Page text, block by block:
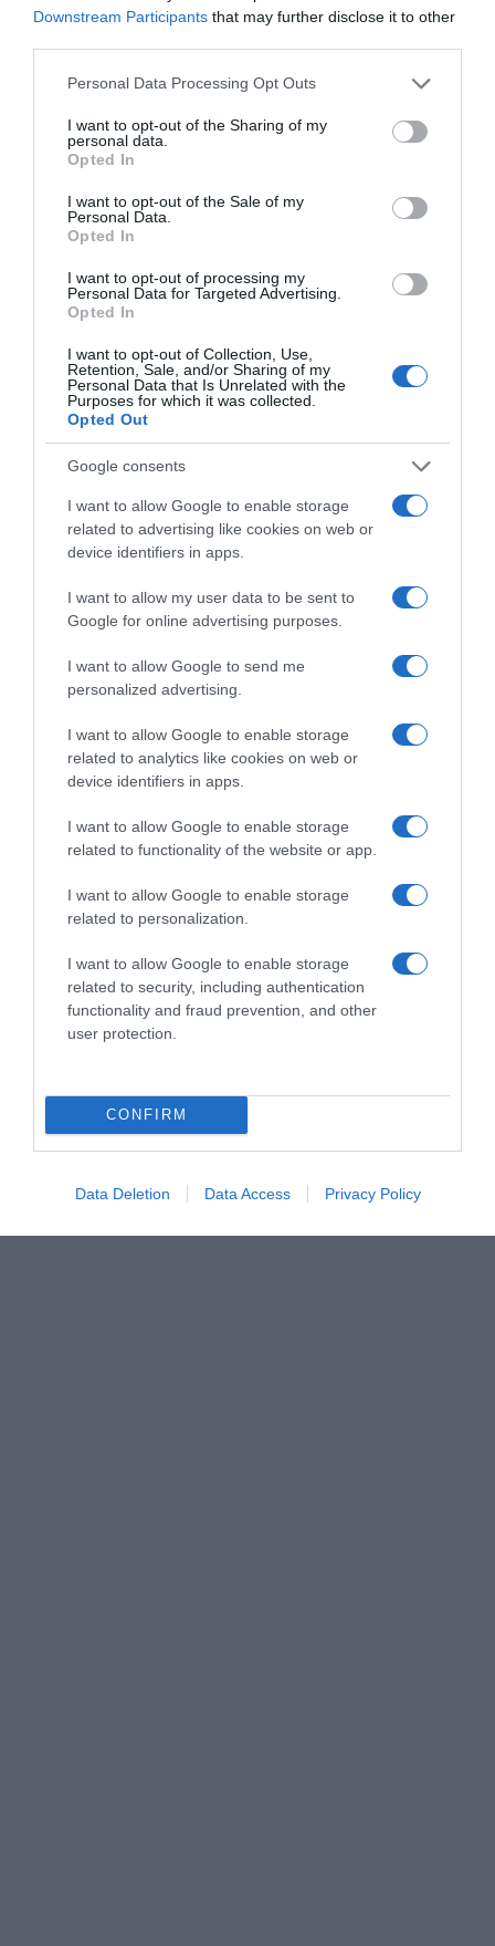
Downstream Participants that may further disclose it to other
Please note that this website/app uses one or more Google
not limited to your visit or usage behaviour. You may click to
grant or deny consent to Google and its third-party tags to
use your data for below specified purposes in below Google
consent section.
Personal Data Processing Opt Outs
I want to opt-out of the Sharing of my
personal data.
Opted In
I want to opt-out of the Sale of my
Personal Data.
Opted In
I want to opt-out of processing my
Personal Data for Targeted Advertising.
Opted In
I want to opt-out of Collection, Use,
Retention, Sale, and/or Sharing of my
Personal Data that Is Unrelated with the
Purposes for which it was collected.
Opted Out
Google consents
I want to allow Google to enable storage
related to advertising like cookies on web or
device identifiers in apps.
I want to allow my user data to be sent to
Google for online advertising purposes.
I want to allow Google to send me
personalized advertising.
I want to allow Google to enable storage
related to analytics like cookies on web or
device identifiers in apps.
I want to allow Google to enable storage
related to functionality of the website or app.
I want to allow Google to enable storage
related to personalization.
I want to allow Google to enable storage
related to security, including authentication
functionality and fraud prevention, and other
user protection.
CONFIRM
Data Deletion Data Access Privacy Policy
Se souvenir de moi
Vous n'avez pas de compte ?
AILLEURS SUR LE WEB